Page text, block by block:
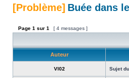
[Problème] Buée dans
Page 1 sur 1 [ 4 messages ]
Auteur
Vl02 Sujet